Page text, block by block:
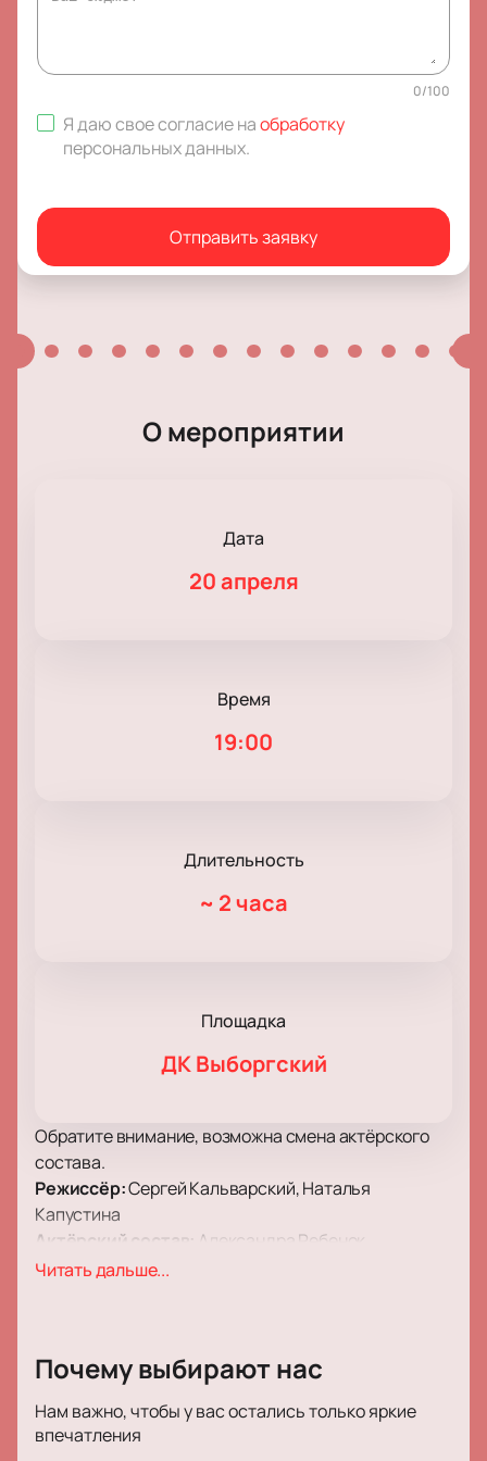
0/100
Я даю свое согласие наобработку
персональных данных.
Отправить заявку
О мероприятии
Дата
20 апреля
Время
19:00
Длительность
~ 2 часа
Площадка
ДК Выборгский
Обратите внимание, возможна смена актёрского
состава.
Режиссёр:Сергей Кальварский, Наталья
Капустина
Актёрский состав:
Александра Ребенок,
Александр Семчев/Дмитрий Куличков, Андрей
Петербурге
Афиша театра приглашает зрителей на спектакль
«Имя». Французскую пьесу адаптировали для
Читать дальше...
Почему выбирают нас
Нам важно, чтобы у вас остались только яркие
впечатления